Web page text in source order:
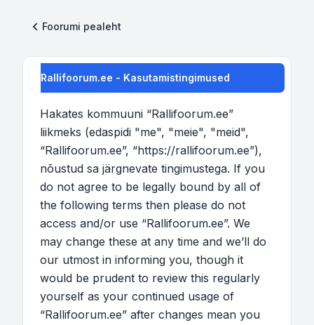
Foorumi pealeht
Rallifoorum.ee - Kasutamistingimused
Hakates kommuuni “Rallifoorum.ee”
liikmeks (edaspidi "me", "meie", "meid",
“Rallifoorum.ee”, “https://rallifoorum.ee”),
nõustud sa järgnevate tingimustega. If you
do not agree to be legally bound by all of
the following terms then please do not
access and/or use “Rallifoorum.ee”. We
may change these at any time and we’ll do
our utmost in informing you, though it
would be prudent to review this regularly
yourself as your continued usage of
“Rallifoorum.ee” after changes mean you